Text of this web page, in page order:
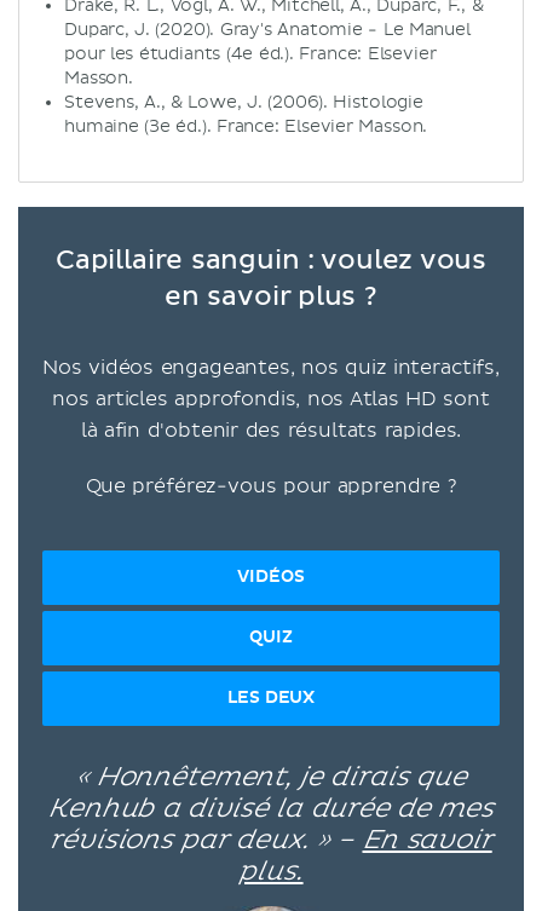
Drake, R. L., Vogl, A. W., Mitchell, A., Duparc, F., &
Duparc, J. (2020). Gray's Anatomie - Le Manuel
pour les étudiants (4e éd.). France: Elsevier
Masson.
Stevens, A., & Lowe, J. (2006). Histologie
humaine (3e éd.). France: Elsevier Masson.
Capillaire sanguin : voulez vous
en savoir plus ?
Nos vidéos engageantes, nos quiz interactifs,
nos articles approfondis, nos Atlas HD sont
là afin d'obtenir des résultats rapides.
Que préférez-vous pour apprendre ?
VIDÉOS
QUIZ
LES DEUX
« Honnêtement, je dirais que
Kenhub a divisé la durée de mes
révisions par deux. » – En savoir
plus.